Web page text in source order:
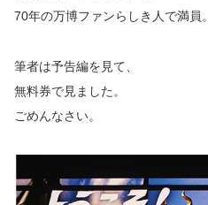
70年の万博ファンらしき人で満員。
筆者は予告編を見て、
無料券で見ました。
ごめんなさい。